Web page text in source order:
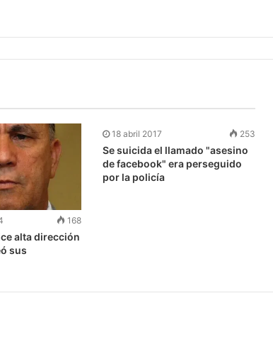
168
alta dirección
sus
18 abril 2017 253
Se suicida el llamado "asesino
de facebook" era perseguido
por la policía